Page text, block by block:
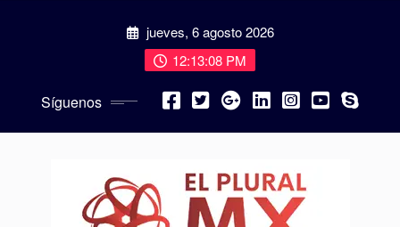
jueves, 6 agosto 2026
12:13:09 PM
Síguenos